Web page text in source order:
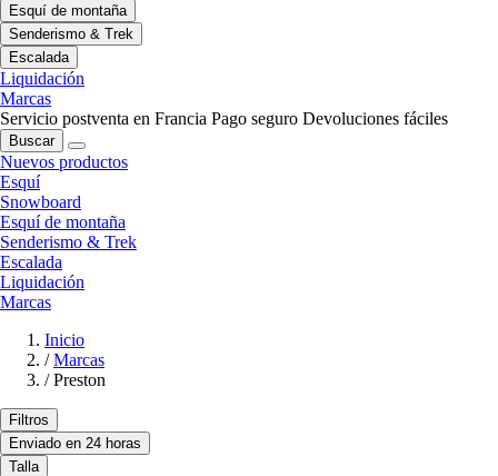
Esquí de montaña
Senderismo & Trek
Escalada
Liquidación
Marcas
Servicio postventa en Francia Pago seguro Devoluciones fáciles
Buscar
Nuevos productos
Esquí
Snowboard
Esquí de montaña
Senderismo & Trek
Escalada
Liquidación
Marcas
Inicio
/ Marcas
/ Preston
Filtros
Enviado en 24 horas
Talla